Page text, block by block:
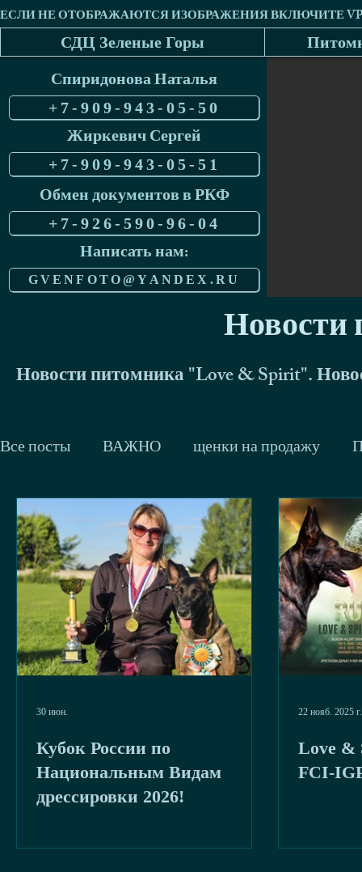
СДЦ Зеленые Горы
Спиридонова Наталья
+7-909-943-05-50
Жиркевич Сергей
+7-909-943-05-51
Обмен документов в РКФ
+7-926-590-96-04
Написать нам:
GVENFOTO@YANDEX.RU
Новости
Новости питомника "Love & Spirit".
Все посты ВАЖНО щенки на продажу
Trackman Немецкие овчарки Малинуа
Don du Bois des Trembles и его дети Zhigan
2014 2013 Тренинги и семинары
будни Сергей
буря 2020
Кубок России по
Национальным Видам
дрессировки 2026!
30 июн.
Love &
FCI-
22 нояб. 2025 г.